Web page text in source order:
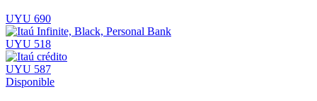
UYU 690
UYU 518
UYU 587
Disponible